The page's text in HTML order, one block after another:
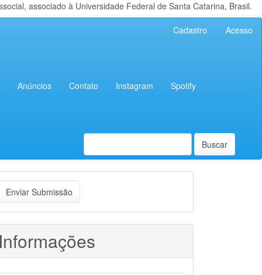
associado à Universidade Federal de Santa Catarina, Brasil.
Cadastro Acesso
Anúncios Contato Instagram Spotify
Buscar
Enviar Submissão